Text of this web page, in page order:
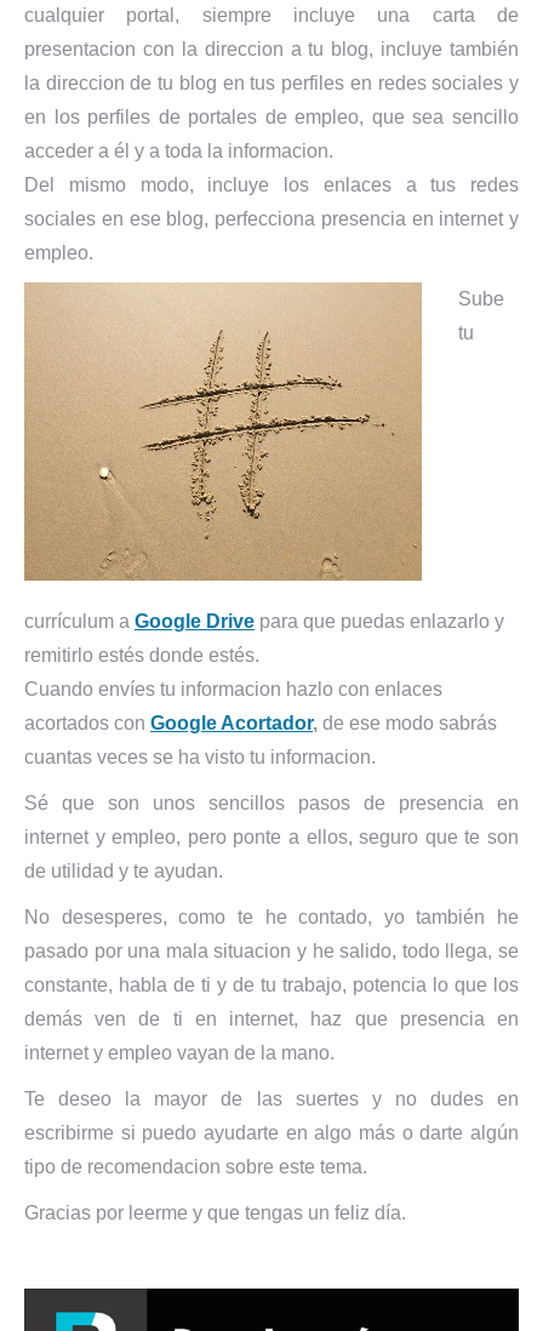
cualquier portal, siempre incluye una carta de
presentacion con la direccion a tu blog, incluye también
la direccion de tu blog en tus perfiles en redes sociales y
en los perfiles de portales de empleo, que sea sencillo
acceder a él y a toda la informacion.
Del mismo modo, incluye los enlaces a tus redes
sociales en ese blog, perfecciona presencia en internet y
empleo.
Sube
tu
currículum a Google Drive para que puedas enlazarlo y
remitirlo estés donde estés.
Cuando envíes tu informacion hazlo con enlaces
acortados con Google Acortador, de ese modo sabrás
cuantas veces se ha visto tu informacion.
Sé que son unos sencillos pasos de presencia en
internet y empleo, pero ponte a ellos, seguro que te son
de utilidad y te ayudan.
No desesperes, como te he contado, yo también he
pasado por una mala situacion y he salido, todo llega, se
constante, habla de ti y de tu trabajo, potencia lo que los
demás ven de ti en internet, haz que presencia en
internet y empleo vayan de la mano.
Te deseo la mayor de las suertes y no dudes en
escribirme si puedo ayudarte en algo más o darte algún
tipo de recomendacion sobre este tema.
Gracias por leerme y que tengas un feliz día.